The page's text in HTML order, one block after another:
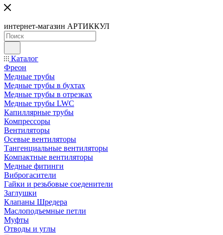
интернет-магазин АРТИККУЛ
Каталог
Фреон
Медные трубы
Медные трубы в бухтах
Медные трубы в отрезках
Медные трубы LWC
Капиллярные трубы
Компрессоры
Вентиляторы
Осевые вентиляторы
Тангенциальные вентиляторы
Компактные вентиляторы
Медные фитинги
Виброгасители
Гайки и резьбовые соеденители
Заглушки
Клапаны Шредера
Маслоподъемные петли
Муфты
Отводы и углы